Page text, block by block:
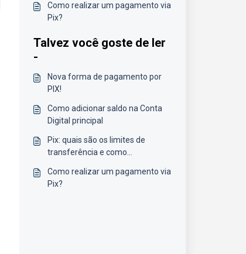
Como realizar um pagamento via
Pix?
Talvez você goste de ler
-
Nova forma de pagamento por
PIX!
Como adicionar saldo na Conta
Digital principal
Pix: quais são os limites de
transferência e como
Como realizar um pagamento via
Pix?